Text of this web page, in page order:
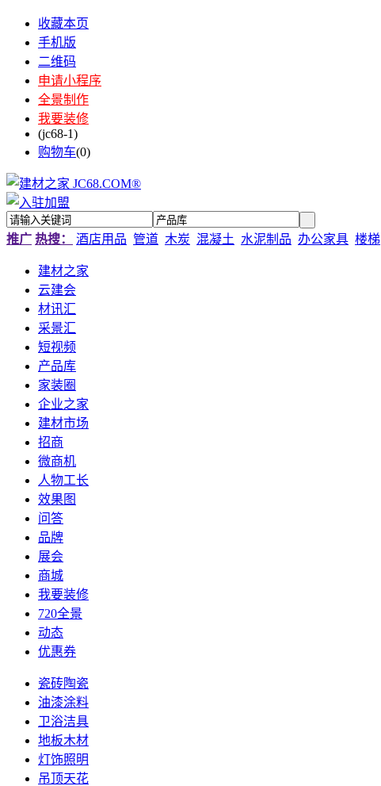
收藏本页
手机版
二维码
申请小程序
全景制作
我要装修
(jc68-1)
购物车(0)
推广 热搜： 酒店用品 管道 木炭 混凝土 水泥制品 办公家具 楼梯
建材之家
云建会
材讯汇
采景汇
短视频
产品库
家装圈
企业之家
建材市场
招商
微商机
人物工长
效果图
问答
品牌
展会
商城
我要装修
720全景
动态
优惠券
瓷砖陶瓷
油漆涂料
卫浴洁具
地板木材
灯饰照明
吊顶天花